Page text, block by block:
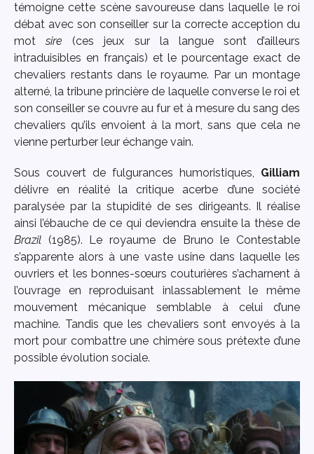
témoigne cette scène savoureuse dans laquelle le roi
débat avec son conseiller sur la correcte acception du
motsire(ces jeux sur la langue sont d’ailleurs
intraduisibles en français) et le pourcentage exact de
chevaliers restants dans le royaume. Par un montage
alterné, la tribune princière de laquelle converse le roi et
son conseiller se couvre au fur et à mesure du sang des
chevaliers qu’ils envoient à la mort, sans que cela ne
vienne perturber leur échange vain.
Sous couvert de fulgurances humoristiques, Gilliam
délivre en réalité la critique acerbe d’une société
paralysée par la stupidité de ses dirigeants. Il réalise
ainsi l’ébauche de ce qui deviendra ensuite la thèse de
Brazil (1985). Le royaume de Bruno le Contestable
s’apparente alors à une vaste usine dans laquelle les
ouvriers et les bonnes-sœurs couturières s’acharnent à
l’ouvrage en reproduisant inlassablement le même
mouvement mécanique semblable à celui d’une
machine. Tandis que les chevaliers sont envoyés à la
mort pour combattre une chimère sous prétexte d’une
possible évolution sociale.